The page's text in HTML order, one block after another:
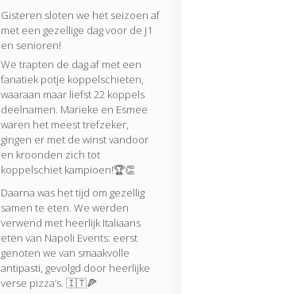
Gisteren sloten we het seizoen af
met een gezellige dag voor de J1
en senioren!
We trapten de dag af met een
fanatiek potje koppelschieten,
waaraan maar liefst 22 koppels
deelnamen. Marieke en Esmee
waren het meest trefzeker,
gingen er met de winst vandoor
en kroonden zich tot
koppelschiet kampioen!🏆👏
Daarna was het tijd om gezellig
samen te eten. We werden
verwend met heerlijk Italiaans
eten van Napoli Events: eerst
genoten we van smaakvolle
antipasti, gevolgd door heerlijke
verse pizza’s. 🇮🇹🍕